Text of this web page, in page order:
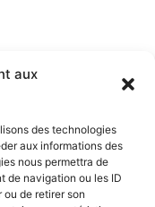
aux
des technologies
aux informations des
nous permettra de
de navigation ou les ID
de retirer son
naturelles et